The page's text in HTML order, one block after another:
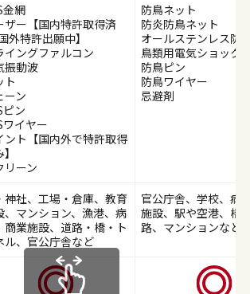
金網
ザー【国内特許取得済
外特許出願中】
イングファルコン
振動波
ト
ーン
ピン
ワイヤー
ント【国内外で特許取得
リーン
防鳥ネット
防炎防鳥ネット
オールステンレス防
鳥類用電気ショック
防鳥ピン
防鳥ワイヤー
忌避剤
神社、工場・倉庫、教育
、マンション、漁港、病
商業施設、道路・橋・ト
ル、官公庁舎など
官公庁舎、学校、病
施設、駅や空港、橋
路、マンションなど